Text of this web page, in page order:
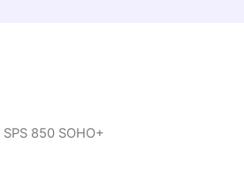
850 SOHO+